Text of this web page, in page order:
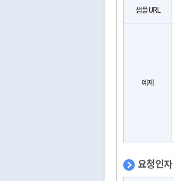
샘플 URL
예제
요청인자